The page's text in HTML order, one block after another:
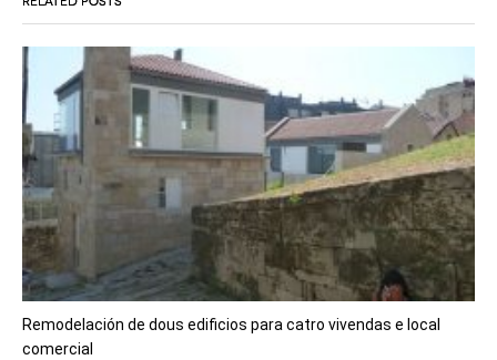
Remodelación de dous edificios para catro vivendas e local
comercial